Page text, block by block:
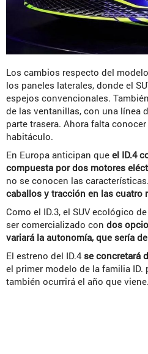
Los cambios respecto del
los paneles laterales, donde el
espejos convencionales.
de las ventanillas, con una línea
parte trasera. Ahora falta
habitáculo.
En Europa anticipan que el ID.4
compuesta por dos motores
no se conocen las
caballos y tracción en las cuatro
Como el ID.3, el SUV ecológico
ser comercializado con dos
variará la autonomía, que sería
El estreno del ID.4 se concretará
el primer modelo de la familia
también ocurrirá el año que viene.